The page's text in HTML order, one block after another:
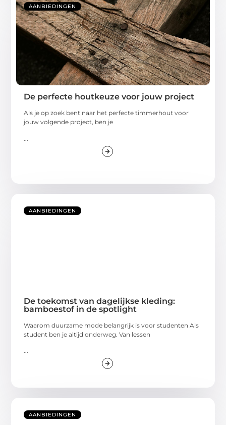
AANBIEDINGEN
De perfecte houtkeuze voor jouw project
Als je op zoek bent naar het perfecte timmerhout voor
jouw volgende project, ben je
AANBIEDINGEN
De toekomst van dagelijkse kleding:
bamboestof in de spotlight
Waarom duurzame mode belangrijk is voor studenten Als
student ben je altijd onderweg. Van lessen
...
AANBIEDINGEN